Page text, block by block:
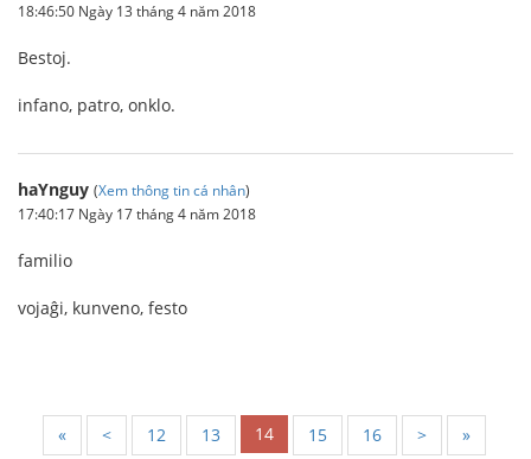
18:46:50 Ngày 13 tháng 4 năm 2018
Bestoj.
infano, patro, onklo.
haYnguy (Xem thông tin cá nhân)
17:40:17 Ngày 17 tháng 4 năm 2018
familio
vojaĝi, kunveno, festo
« < 12 13 14 15 16 > »